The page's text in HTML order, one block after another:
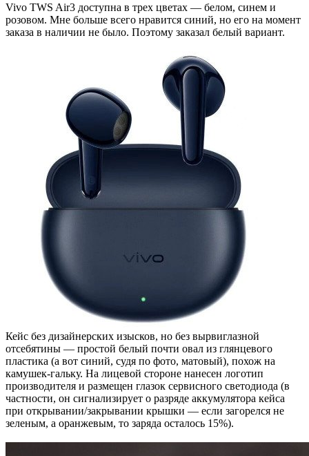
Vivo TWS Air3 доступна в трех цветах — белом, синем и
розовом. Мне больше всего нравится синий, но его на момент
заказа в наличии не было. Поэтому заказал белый вариант.
Кейс без дизайнерских изысков, но без вырвиглазной
отсебятины — простой белый почти овал из глянцевого
пластика (а вот синий, судя по фото, матовый), похож на
камушек-гальку. На лицевой стороне нанесен логотип
производителя и размещен глазок сервисного светодиода (в
частности, он сигнализирует о разряде аккумулятора кейса
при открывании/закрывании крышки — если загорелся не
зеленым, а оранжевым, то заряда осталось 15%).